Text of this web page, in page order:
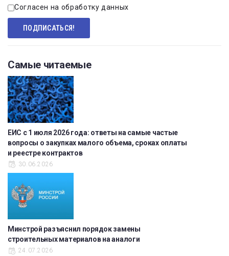
Согласен на обработку данных
Самые читаемые
ЕИС с 1 июля 2026 года: ответы на самые частые
вопросы о закупках малого объема, сроках оплаты
и реестре контрактов
30.06.2026
Минстрой разъяснил порядок замены
строительных материалов на аналоги
24.07.2026